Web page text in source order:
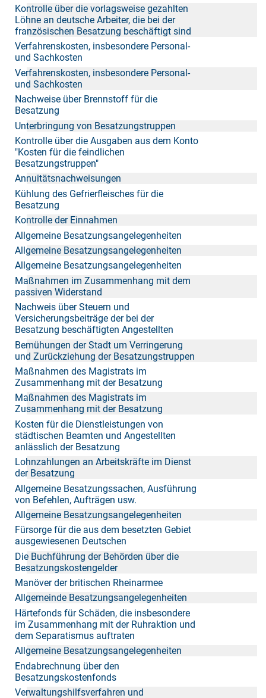
Kontrolle über die vorlagsweise gezahlten
Löhne an deutsche Arbeiter, die bei der
französischen Besatzung beschäftigt sind
Verfahrenskosten, insbesondere Personal-
und Sachkosten
Verfahrenskosten, insbesondere Personal-
und Sachkosten
Nachweise über Brennstoff für die
Besatzung
Unterbringung von Besatzungstruppen
Kontrolle über die Ausgaben aus dem Konto
"Kosten für die feindlichen
Besatzungstruppen"
Annuitätsnachweisungen
Kühlung des Gefrierfleisches für die
Besatzung
Kontrolle der Einnahmen
Allgemeine Besatzungsangelegenheiten
Allgemeine Besatzungsangelegenheiten
Allgemeine Besatzungsangelegenheiten
Maßnahmen im Zusammenhang mit dem
passiven Widerstand
Nachweis über Steuern und
Versicherungsbeiträge der bei der
Besatzung beschäftigten Angestellten
Bemühungen der Stadt um Verringerung
und Zurückziehung der Besatzungstruppen
Maßnahmen des Magistrats im
Zusammenhang mit der Besatzung
Maßnahmen des Magistrats im
Zusammenhang mit der Besatzung
Kosten für die Dienstleistungen von
städtischen Beamten und Angestellten
anlässlich der Besatzung
Lohnzahlungen an Arbeitskräfte im Dienst
der Besatzung
Allgemeine Besatzungssachen, Ausführung
von Befehlen, Aufträgen usw.
Allgemeine Besatzungsangelegenheiten
Fürsorge für die aus dem besetzten Gebiet
ausgewiesenen Deutschen
Die Buchführung der Behörden über die
Besatzungskostengelder
Manöver der britischen Rheinarmee
Allgemeinde Besatzungsangelegenheiten
Härtefonds für Schäden, die insbesondere
im Zusammenhang mit der Ruhraktion und
dem Separatismus auftraten
Allgemeine Besatzungsangelegenheiten
Endabrechnung über den
Besatzungskostenfonds
Verwaltungshilfsverfahren und